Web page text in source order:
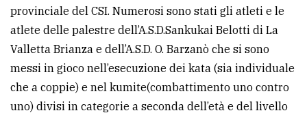
pubblicità
CERCA
Cerca
per
provinciale del CSI. Numerosi sono stati gli atleti e le
atlete delle palestre dell’A.S.D.Sankukai Belotti di La
Valletta Brianza e dell’A.S.D. O. Barzanò che si sono
messi in gioco nell’esecuzione dei kata (sia individuale
che a coppie) e nel kumite(combattimento uno contro
uno) divisi in categorie a seconda dell’età e del livello